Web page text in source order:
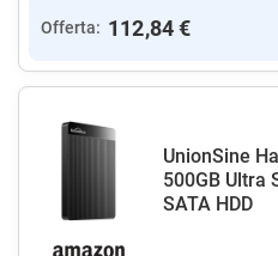
Offerta: 112,84 €
UnionSine
500GB Ultra
SATA HDD